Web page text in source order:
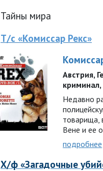
Тайны мира
Т/с «Комиссар Рекс»
Австрия,
Недавно
товарища,
Вене и ее
подробнее
Х/ф «Загадочные